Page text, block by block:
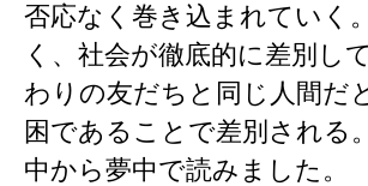
否応なく巻き込まれていく
く、社会が徹底的に差別し
わりの友だちと同じ人間だ
困であることで差別される
中から夢中で読みました。